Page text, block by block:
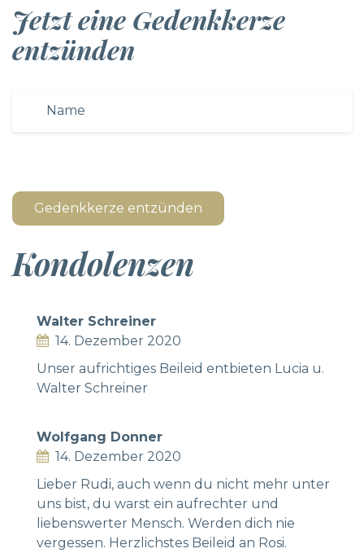
Jetzt eine Gedenkkerze
entzünden
Gedenkkerze entzünden
Kondolenzen
Walter Schreiner
14. Dezember 2020
Unser aufrichtiges Beileid entbieten Lucia u.
Walter Schreiner
Wolfgang Donner
14. Dezember 2020
Lieber Rudi, auch wenn du nicht mehr unter
uns bist, du warst ein aufrechter und
liebenswerter Mensch. Werden dich nie
vergessen. Herzlichstes Beileid an Rosi.